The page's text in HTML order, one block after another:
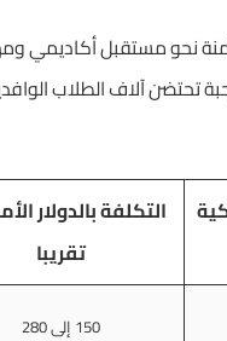
آمنة نحو مستقبل
تحتضن آلاف الطلاب
التكلفة بالدولار
تقريبا
150 إلى 280